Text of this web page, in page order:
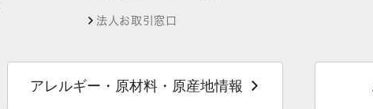
法人お取引窓口
アレルギー・原材料・原産地情報